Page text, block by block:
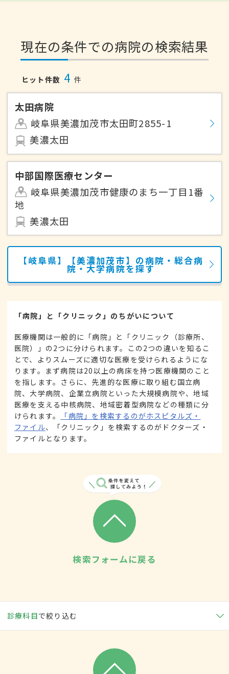
現在の条件での病院の検索結果
ヒット件数 4 件
太田病院
岐阜県美濃加茂市太田町2855-1
美濃太田
中部国際医療センター
岐阜県美濃加茂市健康のまち一丁目1番
地
美濃太田
【岐阜県】【美濃加茂市】の病院・総合病
院・大学病院を探す
「病院」と「クリニック」のちがいについて
医療機関は一般的に「病院」と「クリニック（診療所、
医院）」の2つに分けられます。この2つの違いを知るこ
とで、よりスムーズに適切な医療を受けられるようにな
ります。まず病院は20以上の病床を持つ医療機関のこと
を指します。さらに、先進的な医療に取り組む国立病
院、大学病院、企業立病院といった大規模病院や、地域
医療を支える中核病院、地域密着型病院などの種類に分
けられます。
「病院」を検索するのがホスピタルズ・
ファイル、「クリニック」を検索するのがドクターズ・
ファイルとなります。
検索フォームに戻る
診療科目で絞り込む